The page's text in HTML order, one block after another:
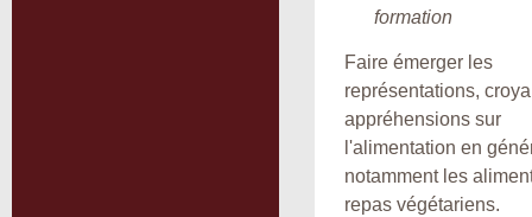
formation
Faire émerger les
représentations,
appréhensions sur
l'alimentation en
notamment les
repas végétariens.